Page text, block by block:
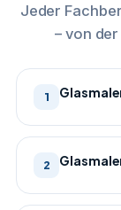
Jeder
– von
1
2